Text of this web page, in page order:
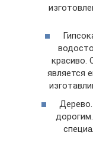
красиво.
является